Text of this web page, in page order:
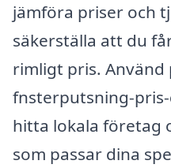
jämföra priser och
säkerställa att du
rimligt pris.
fnsterputsning-
hitta lokala företag
som passar dina